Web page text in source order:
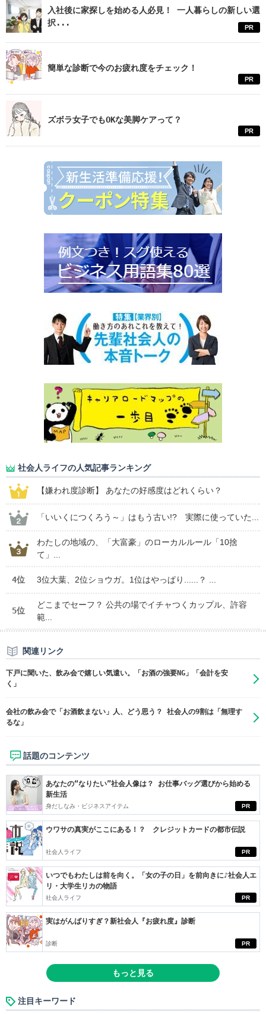
入社後に家探しを始める人必見！ 一人暮らしの新しい選
択...
PR
簡単な診断で今のお疲れ度をチェック！
PR
ズボラ女子でもOKな美脚ケアって？
PR
社会人ライフの人気記事ランキング
【嫌われ度診断】 あなたの好感度はどれくらい？
「いいくにつくろう～」はもう古い!? 実際に使っていた...
わたしの地域の、「大富豪」のローカルルール「10捨
て」...
4位 3位大葉、2位ショウガ。1位はやっぱり......？ ...
5位
どこまでセーフ？ 公共の場でイチャつくカップル、許容
範...
関連リンク
下戸に聞いた、飲み会で嬉しい気遣い。「お酒の強要NG」「会計を安
く」
会社の飲み会で「お酒飲まない」人、どう思う？ 社会人の9割は「無理す
るな」
話題のコンテンツ
PR
あなたの“なりたい”社会人像は？ お仕事バッグ選びから始める
新生活
身だしなみ・ビジネスアイテム
PR
ウワサの真実がここにある！？ クレジットカードの都市伝説
社会人ライフ
PR
いつでもわたしは前を向く。「女の子の日」を前向きに♪社会人エ
リ・大学生リカの物語
社会人ライフ
PR
実はがんばりすぎ？新社会人『お疲れ度』診断
診断
もっと見る
注目キーワード